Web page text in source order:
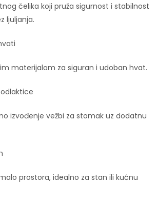
čelika koji pruža sigurnost i stabilnost
ljuljanja.
materijalom za siguran i udoban hvat.
izvođenje vežbi za stomak uz dodatnu
prostora, idealno za stan ili kućnu